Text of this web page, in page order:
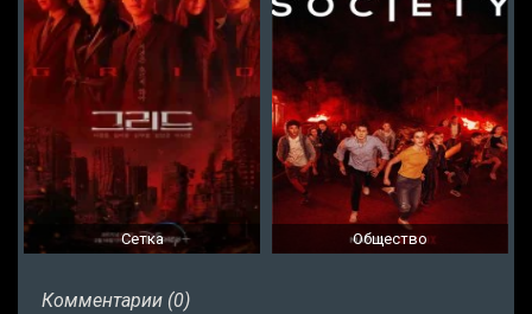
Сетка Общество
Комментарии (0)